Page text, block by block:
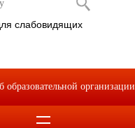
слабовидящих
образовательной организации